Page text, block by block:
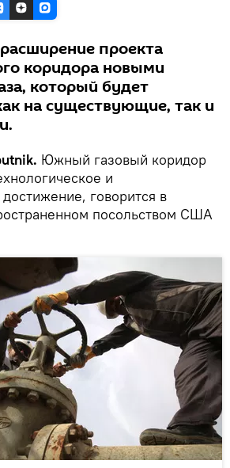
проекта
коридора новыми
который будет
на существующие, так и
Южный газовый коридор
и
говорится в
посольством США